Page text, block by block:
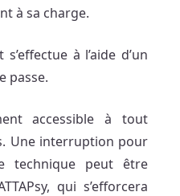
à sa charge.
à l’aide d’un
passe.
accessible à tout
Une interruption pour
technique peut être
qui s’efforcera